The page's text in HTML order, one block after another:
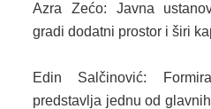
Azra Zećo: Javna
gradi dodatni prostor i širi
Edin Salčinović:
predstavlja jednu od